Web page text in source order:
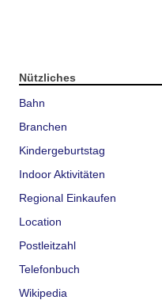
Nützliches
Bahn
Branchen
Kindergeburtstag
Indoor Aktivitäten
Regional Einkaufen
Location
Postleitzahl
Telefonbuch
Wikipedia